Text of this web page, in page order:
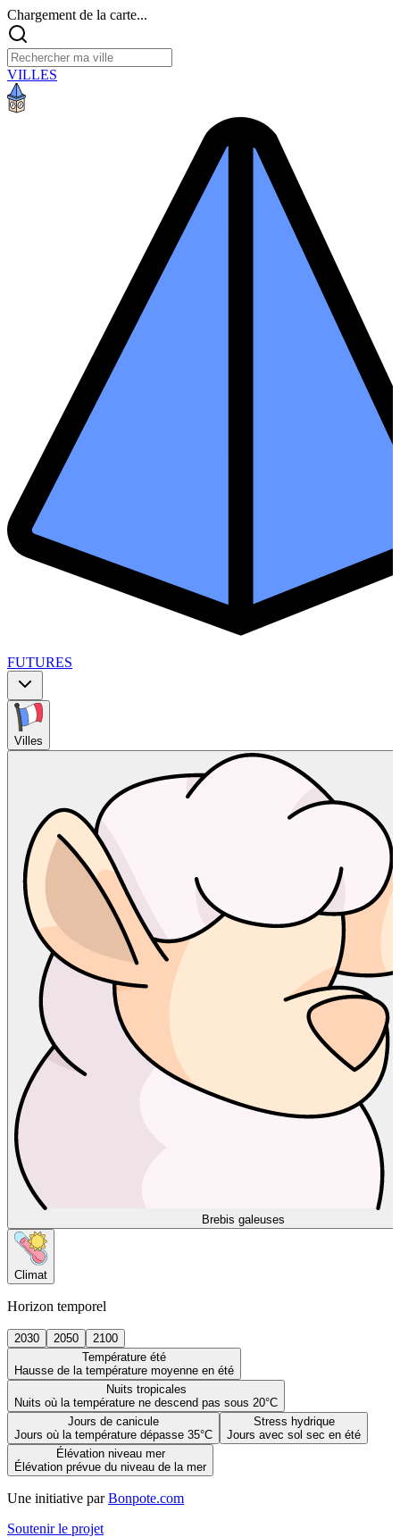
Chargement de la carte...
VILLES
FUTURES
Villes
Brebis galeuses
Climat
Horizon temporel
2030 2050
2100
Température été
Hausse de la température moyenne en été
Nuits tropicales
Nuits où la température ne descend pas sous 20°C
Jours de canicule
Jours où la température dépasse 35°C
Stress hydrique
Jours avec sol sec en été
Élévation niveau mer
Élévation prévue du niveau de la mer
Une initiative par Bonpote.com
Soutenir le projet